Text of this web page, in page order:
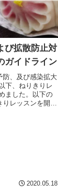
び拡散防止対
ガイドライン
防、及び感染拡大
下、ねりきりレ
ました。以下の
レッスンを開催
2020.05.18